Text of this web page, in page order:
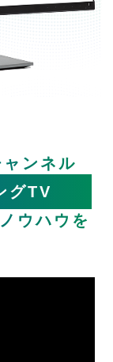
ンネル
グTV
ウハウを